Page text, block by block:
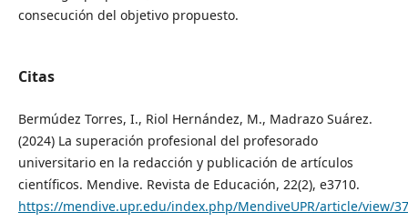
consecución del objetivo propuesto.
Citas
Bermúdez Torres, I., Riol Hernández, M., Madrazo Suárez.
(2024) La superación profesional del profesorado
universitario en la redacción y publicación de artículos
científicos. Mendive. Revista de Educación, 22(2), e3710.
https://mendive.upr.edu/index.php/MendiveUPR/article/view/